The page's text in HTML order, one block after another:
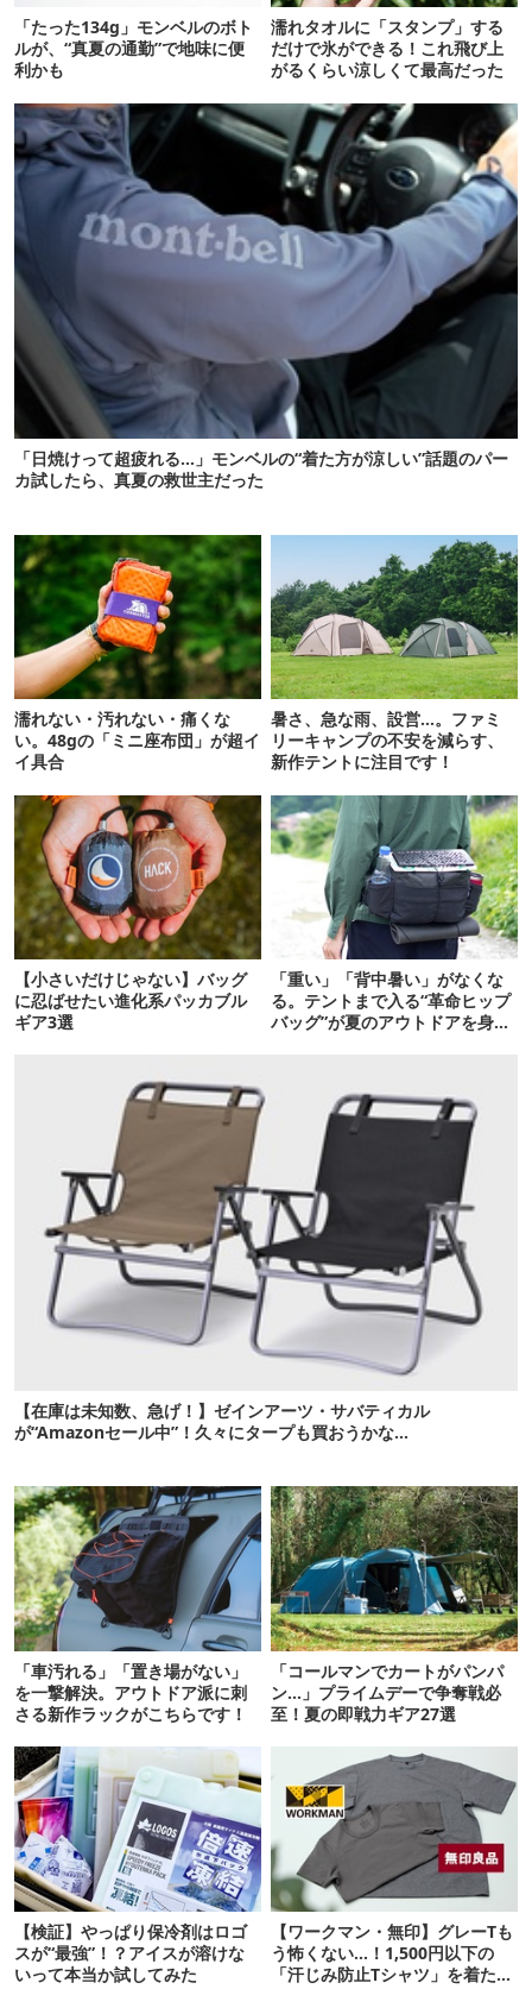
「たった134g」モンベルのボト
ルが、“真夏の通勤”で地味に便
利かも
濡れタオルに「スタンプ」する
だけで氷ができる！これ飛び上
がるくらい涼しくて最高だった
「日焼けって超疲れる…」モンベルの“着た方が涼しい”話題のパー
カ試したら、真夏の救世主だった
濡れない・汚れない・痛くな
い。48gの「ミニ座布団」が超イ
イ具合
暑さ、急な雨、設営…。ファミ
リーキャンプの不安を減らす、
新作テントに注目です！
【小さいだけじゃない】バッグ
に忍ばせたい進化系パッカブル
ギア3選
「重い」「背中暑い」がなくな
る。テントまで入る“革命ヒップ
バッグ”が夏のアウトドアを身軽
【在庫は未知数、急げ！】ゼインアーツ・サバティカル
が“Amazonセール中”！久々にタープも買おうかな…
「車汚れる」「置き場がない」
を一撃解決。アウトドア派に刺
さる新作ラックがこちらです！
「コールマンでカートがパンパ
ン…」プライムデーで争奪戦必
至！夏の即戦力ギア27選
【検証】やっぱり保冷剤はロゴ
スが“最強”！？アイスが溶けな
いって本当か試してみた
【ワークマン・無印】グレーTも
う怖くない…！1,500円以下の
「汗じみ防止Tシャツ」を着たら